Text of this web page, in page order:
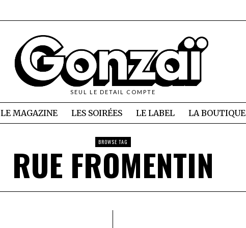
SEUL LE DETAIL COMPTE
LE MAGAZINE LES SOIRÉES LE LABEL LA BOUTIQUE
BROWSE TAG
RUE FROMENTIN